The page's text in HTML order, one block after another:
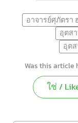
อาจารย์ศุภัตรา
อุตส
อุต
Was this
ใช่ /